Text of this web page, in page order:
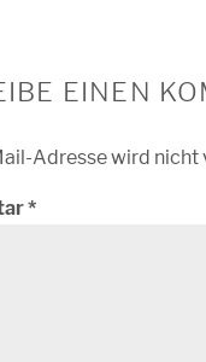
EINEN
Adresse wird
*